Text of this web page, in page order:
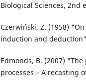
Biological Sciences, 2nd
Czerwiński, Z. (1958)
induction and
Edmonds, B. (2007)
processes – A recasting